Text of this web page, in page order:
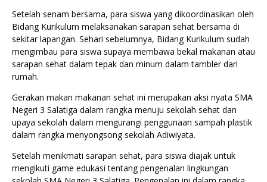
Setelah senam bersama, para siswa yang dikoordinasikan oleh
Bidang Kurikulum melaksanakan sarapan sehat bersama di
sekitar lapangan. Sehari sebelumnya, Bidang Kurikulum sudah
mengimbau para siswa supaya membawa bekal makanan atau
sarapan sehat dalam tepak dan minum dalam tambler dari
rumah.
Gerakan makan makanan sehat ini merupakan aksi nyata SMA
Negeri 3 Salatiga dalam rangka menuju sekolah sehat dan
upaya sekolah dalam mengurangi penggunaan sampah plastik
dalam rangka menyongsong sekolah Adiwiyata.
Setelah menikmati sarapan sehat, para siswa diajak untuk
mengikuti game edukasi tentang pengenalan lingkungan